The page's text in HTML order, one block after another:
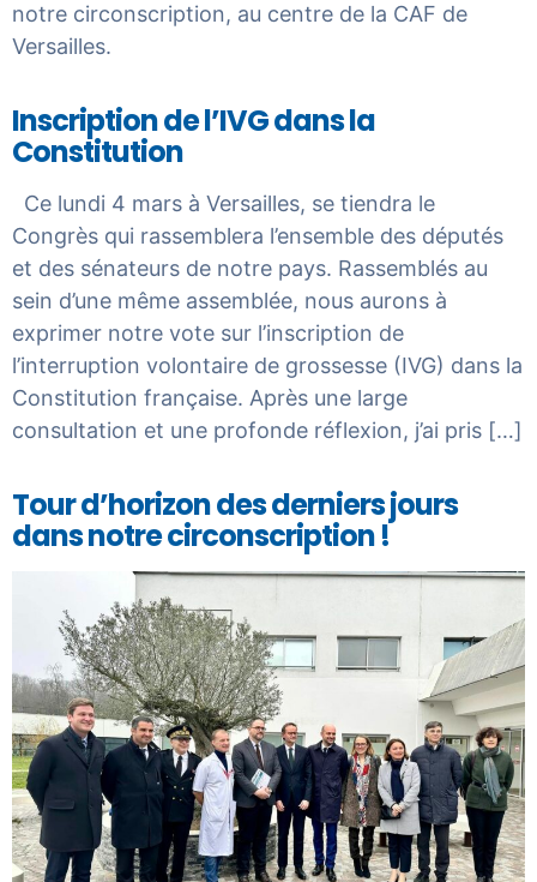
notre circonscription, au centre de la CAF de
Versailles.
Inscription de l’IVG dans la
Constitution
Ce lundi 4 mars à Versailles, se tiendra le
Congrès qui rassemblera l’ensemble des députés
et des sénateurs de notre pays. Rassemblés au
sein d’une même assemblée, nous aurons à
exprimer notre vote sur l’inscription de
l’interruption volontaire de grossesse (IVG) dans la
Constitution française. Après une large
consultation et une profonde réflexion, j’ai pris […]
Tour d’horizon des derniers jours
dans notre circonscription !